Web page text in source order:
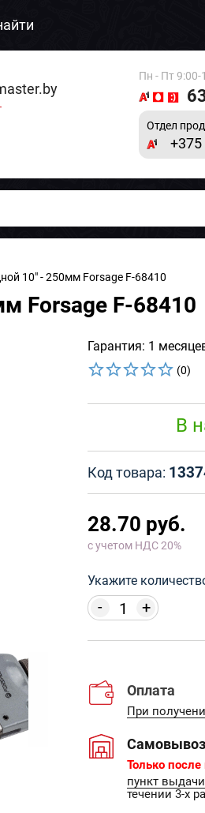
Пн - Пт 9:00-
Отдел
+375
10" - 250мм Forsage F-68410
Forsage F-68410
Гарантия: 1
(0)
В
Код товара:
28.70 руб.
с учетом НДС 20%
Укажите
+
-
Оплата
При
Только
пункт
течении 3-х